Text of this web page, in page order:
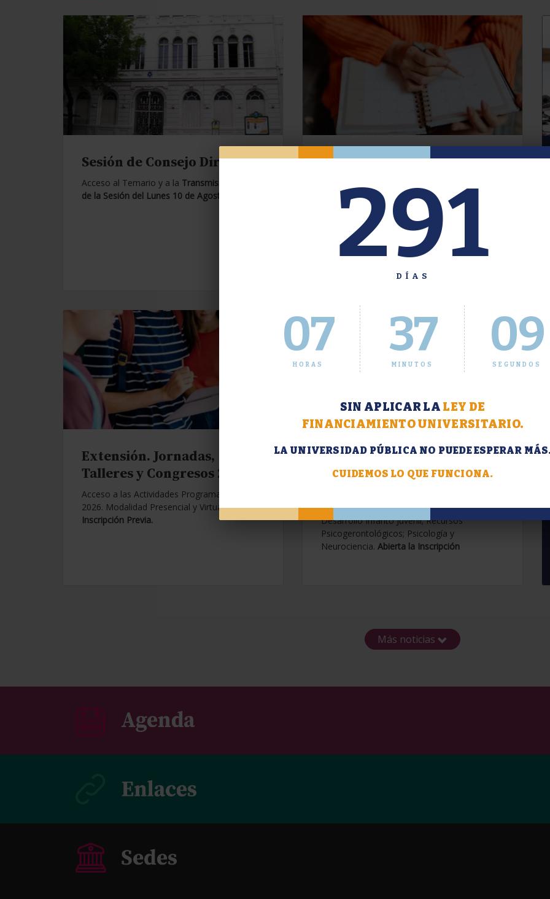
291
DÍAS
07
HORAS
37
MINUTOS
10
SEGUNDOS
SIN APLICAR LA LEY DE
FINANCIAMIENTO UNIVERSITARIO.
LA UNIVERSIDAD PÚBLICA NO PUEDE ESPERAR
CUIDEMOS LO QUE FUNCIONA.
Sesión de Consejo Directivo.
Acceso al Temario y a la Transmisión en Vivo
de la Sesión del Lunes 10 de Agosto de 2026.
Oferta de Grado. Segundo
Inscripción del 30 de julio al 4 de agosto a
través del Sistema Académico
Extensión. Jornadas,
Talleres y Congresos 2026.
Acceso a las Actividades Programadas para
2026. Modalidad Presencial y Virtual.Con
Inscripción Previa.
Extensión. Diplomaturas
2026.
Contemporáneas; Problemáticas en el
Desarrollo Infanto Juvenil; Recursos
Psicogerontológicos; Psicología y
Neurociencia. Abierta la Inscripción
Más noticias